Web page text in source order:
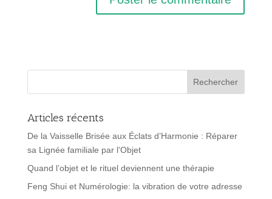
Articles récents
De la Vaisselle Brisée aux Éclats d’Harmonie : Réparer
sa Lignée familiale par l’Objet
Quand l’objet et le rituel deviennent une thérapie
Feng Shui et Numérologie: la vibration de votre adresse